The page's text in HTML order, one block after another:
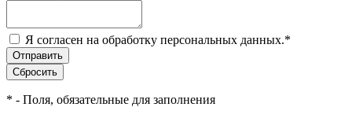
Я согласен на обработку персональных данных.*
* - Поля, обязательные для заполнения